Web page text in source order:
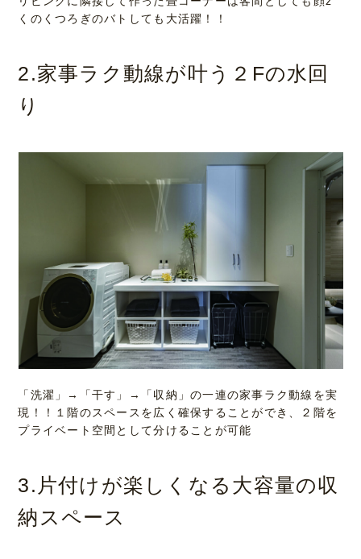
くのくつろぎのバトしても大活躍！！
2.家事ラク動線が叶う２Fの水回
り
「洗濯」→「干す」→「収納」の一連の家事ラク動線を実
現！！１階のスペースを広く確保することができ、２階を
プライベート空間として分けることが可能
3.片付けが楽しくなる大容量の収
納スペース